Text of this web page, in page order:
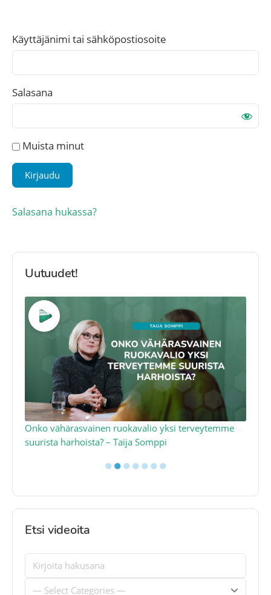
Käyttäjänimi tai sähköpostiosoite
Salasana
Muista minut
Salasana hukassa?
Uutuudet!
Onko vähärasvainen ruokavalio yksi terveytemme
suurista harhoista? – Taija Somppi
●●●●●●●
Etsi videoita